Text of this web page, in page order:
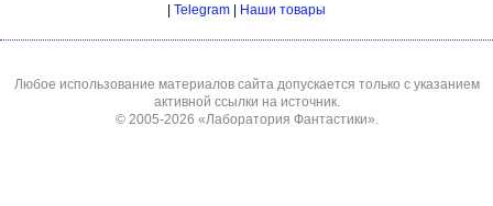
| Telegram | Наши товары
Любое использование материалов сайта допускается только с указанием
активной ссылки на источник.
© 2005-2026 «Лаборатория Фантастики»